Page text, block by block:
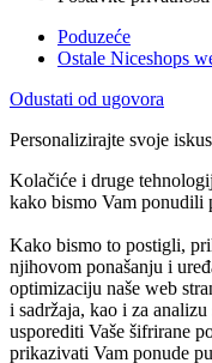
Poduzeće
Ostale Niceshops
Odustati od ugovora
Personalizirajte svoje
Kolačiće i druge
kako bismo Vam ponudili
Kako bismo to postigli,
njihovom ponašanju i
optimizaciju naše web
i sadržaja, kao i za
usporediti Vaše šifrirane
prikazivati Vam ponude